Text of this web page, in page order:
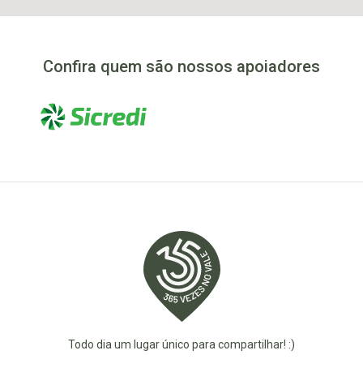
Confira quem são nossos apoiadores
Todo dia um lugar único para compartilhar! :)